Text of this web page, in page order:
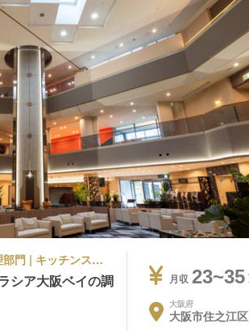
シティホテル, ビジネスホテル, その他ホテル | 調理部門 | キッチンスタッフ | ホテルフクラシア大阪ベイ
シア大阪ベイの調
月収 23~35
大阪府
大阪市住之江区